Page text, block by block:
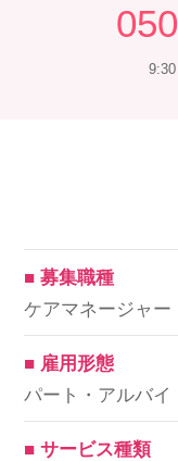
9:30
■ 募集職種
ケアマネージャー
■ 雇用形態
パート・アルバイ
■ サービス種類